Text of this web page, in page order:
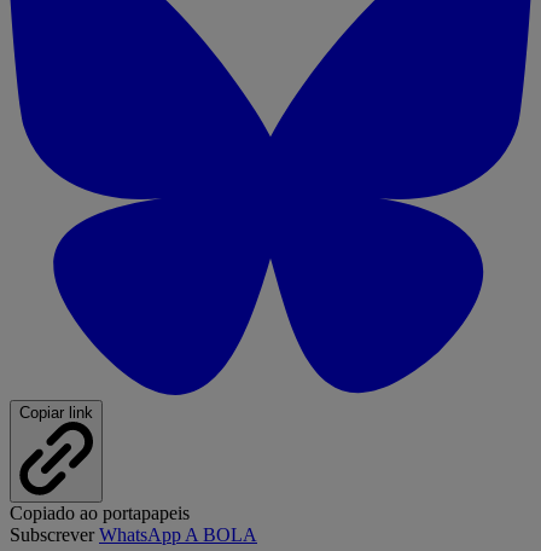
Copiar link
Copiado ao portapapeis
SubscreverWhatsApp A BOLA